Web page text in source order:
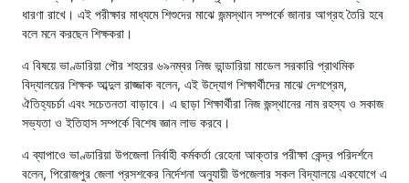
ধারণা রাখে। এই পরীক্ষার মাধ্যমে শিশুদের মাঝে জন্মস্থান সম্পর্কে জানার আগ্রহ তৈরি হবে
বলে মনে করছেন শিক্ষকরা।
এ বিষয়ে ভাণ্ডারিয়া পৌর শহরের ৬৯নম্বর নিজ ভান্ডারিয়া মাডেল সরকারি প্রাথমিক
বিদ্যালয়ের শিক্ষক আব্দুল রাজ্জাক বলেন, এই উদ্যোগ শিক্ষার্থীদের মাঝে দেশপ্রেম,
ঐতিহ্যচর্চা এবং সচেতনতা বাড়াবে। এ ছাড়া শিক্ষার্থীরা নিজ জন্স্থানের নাম রহস্য ও সকাজ
সভ্যতা ও ইতিহাস সম্পর্কে বিশেষ জ্ঞান লাভ করবে।
এ ব্যাপাওে ভাণ্ডারিয়া উপজেলা নির্বাহী কর্মকর্তা রেহেনা আক্তার পরীক্ষা কেন্দ্র পরিদর্শনে
বলেন, পিরোজপুর জেলা প্রসশকের নির্দেশনা অনুযায়ী উপজেলার সকল বিদ্যালয়ে একযোগে এ